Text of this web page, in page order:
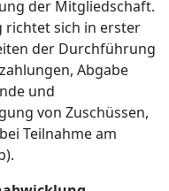
der Mitgliedschaft.
richtet sich in erster
der Durchführung
Abgabe
und
von Zuschüssen,
Teilnahme am